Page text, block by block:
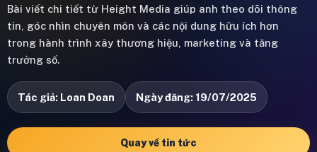
Bài viết chi tiết từ Height Media giúp anh theo dõi thông
tin, góc nhìn chuyên môn và các nội dung hữu ích hơn
trong hành trình xây thương hiệu, marketing và tăng
trưởng số.
Tác giả: Loan Doan Ngày đăng: 19/07/2025
Quay về tin tức